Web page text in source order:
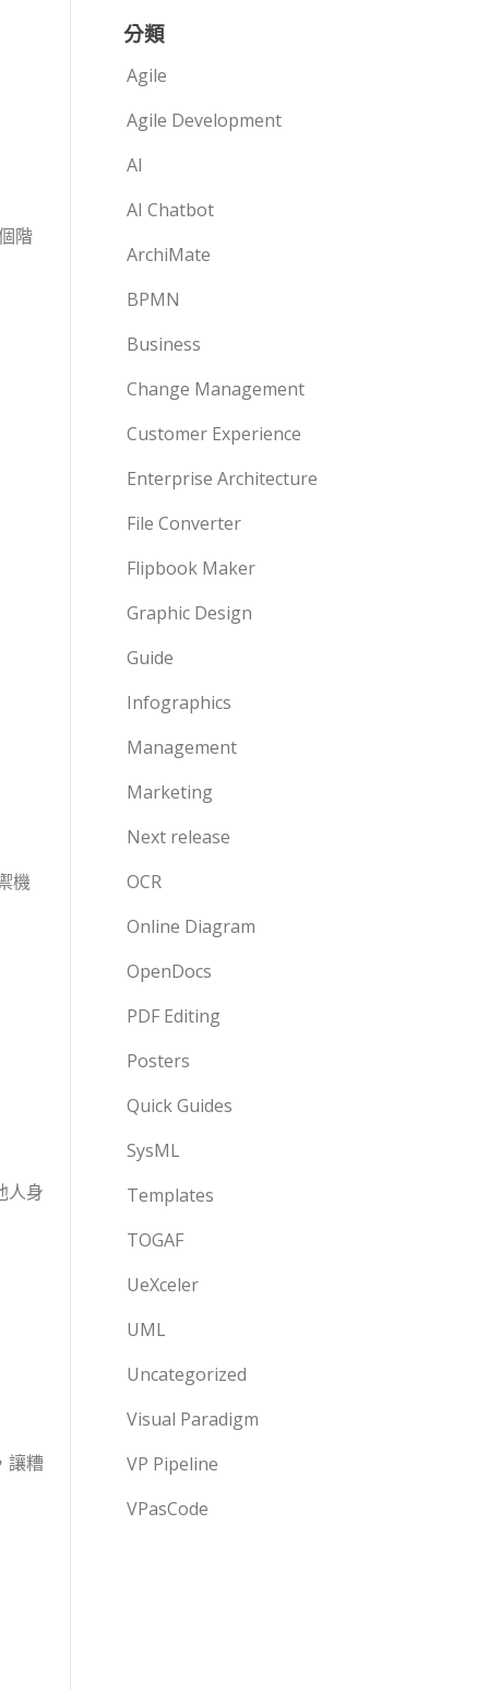
階
機
人身
讓糟
分類
Agile
Agile Development
AI
AI Chatbot
ArchiMate
BPMN
Business
Change Management
Customer Experience
Enterprise Architecture
File Converter
Flipbook Maker
Graphic Design
Guide
Infographics
Management
Marketing
Next release
OCR
Online Diagram
OpenDocs
PDF Editing
Posters
Quick Guides
SysML
Templates
TOGAF
UeXceler
UML
Uncategorized
Visual Paradigm
VP Pipeline
VPasCode